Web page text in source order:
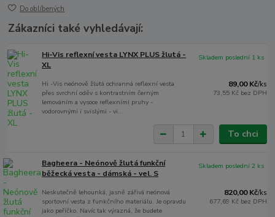
Do oblíbených
Zákazníci také vyhledávají:
Hi-Vis reflexní vesta LYNX PLUS žlutá -
XL
Hi -Vis neónově žlutá ochranná reflexní vesta
přes svrchní oděv s kontrastním černým
lemováním a vysoce reflexními pruhy -
vodorovnými i svislými - vi...
89,00 Kč/ks
73,55 Kč bez DPH
Skladem poslední 1 ks
To chci
Bagheera - Neónově žlutá funkční
běžecká vesta - dámská - vel. S
Neskutečně lehounká, jasně zářivá neónová
sportovní vesta z funkčního materiálu. Je opravdu
jako peříčko. Navíc tak výrazná, že budete
820,00 Kč/ks
677,69 Kč bez DPH
Skladem poslední 2 ks